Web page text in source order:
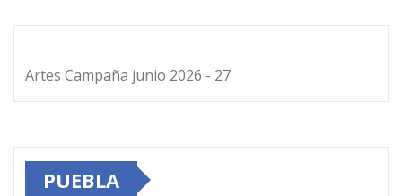
Artes Campaña junio 2026 - 27
PUEBLA